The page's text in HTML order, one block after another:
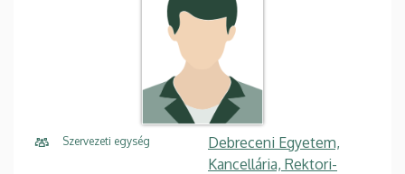
Szervezeti egység
Debreceni Egyetem,
Kancellária, Rektori-